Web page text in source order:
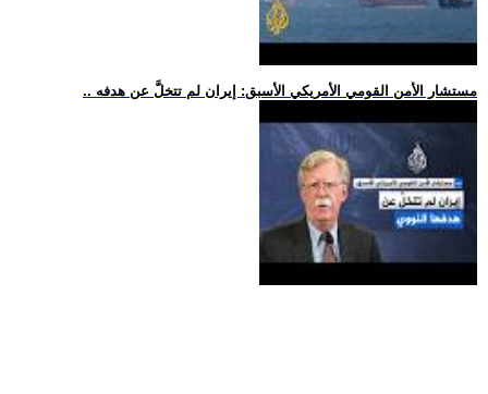
.. مستشار الأمن القومي الأمريكي الأسبق: إيران لم تتخلَّ عن هدفه